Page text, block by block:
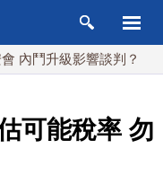
升級影響談判？
可能稅率 勿